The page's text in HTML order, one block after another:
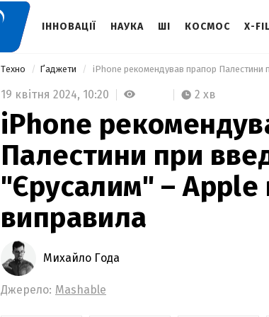
ІННОВАЦІЇ НАУКА ШІ КОСМОС X-
Техно Ґаджети
19 квітня 2024, 10:20 2 хв
iPhone
Палестини при
"Єрусалим" – Apple
виправила
Михайло Года
Джерело: Mashable